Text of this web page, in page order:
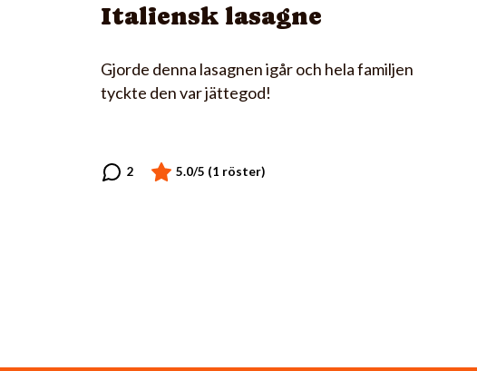
Italiensk lasagne
Gjorde denna lasagnen igår och hela familjen
tyckte den var jättegod!